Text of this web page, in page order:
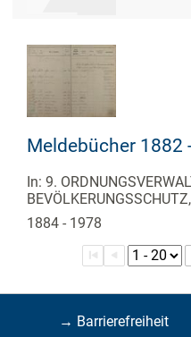
Meldebücher 1882
In: 9.
1884 - 1978
→ Barrierefreiheit